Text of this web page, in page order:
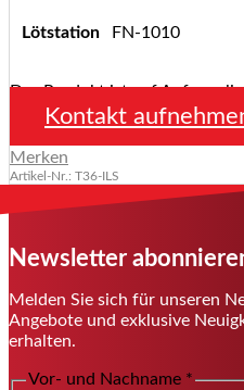
Lötstation FN-1010
Das Produkt ist auf Anfrage
Kontakt
Merken
Artikel-Nr.: T36-ILS
Newsletter
Melden Sie sich für unseren
Angebote und exklusive
erhalten.
Vor- und Nachname *